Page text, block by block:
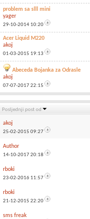
problem sa slll mini
yager
29-10-2014 10:20
Acer Liquid M220
akoj
01-03-2015 19:13
Abeceda Bojanka za Odrasle
akoj
07-07-201722:15
Posljednji post od
akoj
25-02-2015 09:27
Author
14-10-201720:18
rboki
23-02-2016 11:57
rboki
21-12-2015 22:20
sms freak